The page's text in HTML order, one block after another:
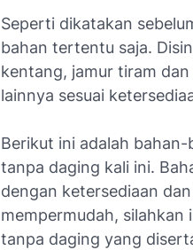
Seperti dikatakan
bahan tertentu saja.
kentang, jamur tiram
lainnya sesuai
Berikut ini adalah
tanpa daging kali ini.
dengan ketersediaan
mempermudah,
tanpa daging yang